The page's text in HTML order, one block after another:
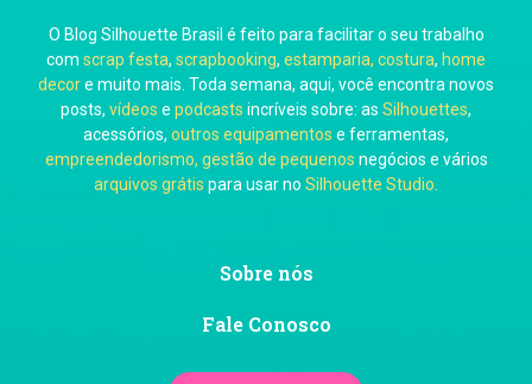
Carol Pessoa
Ju Mirthes
O Blog Silhouette Brasil é feito para facilitar o seu trabalho
com scrap festa, scrapbooking, estamparia, costura, home
decore muito mais. Toda semana, aqui, você encontra novos
posts, vídeos e podcasts incríveis sobre: as Silhouettes,
acessórios, outros equipamentos e ferramentas,
empreendedorismo, gestão de pequenos negócios e vários
arquivos grátis para usar no Silhouette Studio
Sobre nós
Fale Conosco